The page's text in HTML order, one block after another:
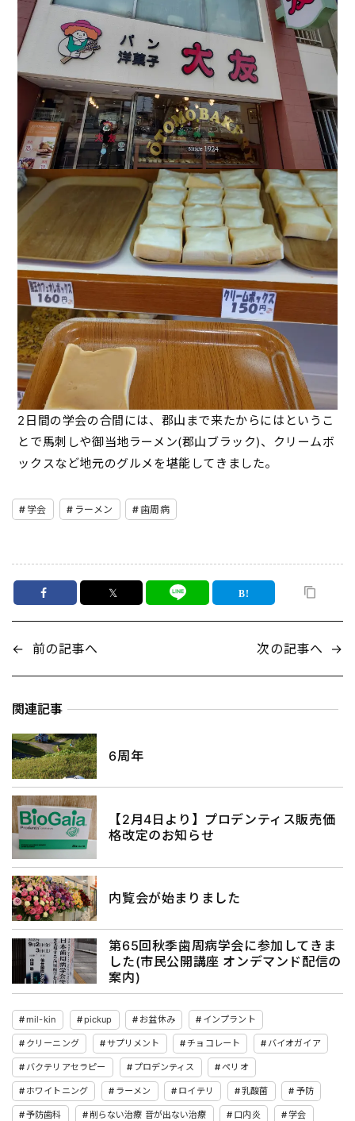
2日間の学会の合間には、郡山まで来たからにはというこ
とで馬刺しや御当地ラーメン(郡山ブラック)、クリームボ
ックスなど地元のグルメを堪能してきました。
学会 ラーメン 歯周病
𝕏
← 前の記事へ 次の記事へ →
関連記事
6周年
【2月4日より】プロデンティス販売価
格改定のお知らせ
内覧会が始まりました
第65回秋季歯周病学会に参加してきま
した(市民公開講座 オンデマンド配信の
案内)
mil-kin pickup お盆休み インプラント
クリーニング サプリメント チョコレート バイオガイア
バクテリアセラピー プロデンティス ペリオ
ホワイトニング ラーメン ロイテリ 乳酸菌 予防
予防歯科 削らない治療 音が出ない治療 口内炎 学会